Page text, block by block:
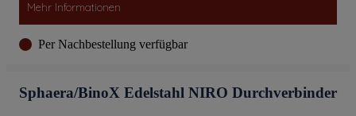
Mehr Informationen
Per Nachbestellung verfügbar
Sphaera/BinoX Edelstahl NIRO Durchverbinder